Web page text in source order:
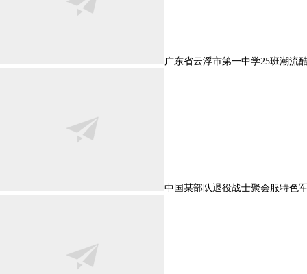
广东省云浮市第一中学25班潮流
中国某部队退役战士聚会服特色